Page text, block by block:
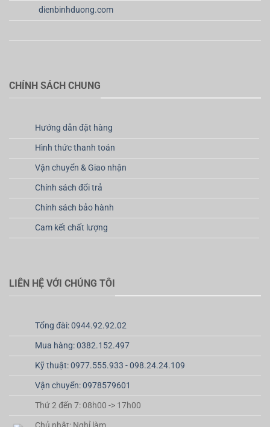
dienbinhduong.com
CHÍNH SÁCH CHUNG
Hướng dẫn đặt hàng
Hình thức thanh toán
Vận chuyển & Giao nhận
Chính sách đổi trả
Chính sách bảo hành
Cam kết chất lượng
LIÊN HỆ VỚI CHÚNG TÔI
Tổng đài: 0944.92.92.02
Mua hàng: 0382.152.497
Kỹ thuật: 0977.555.933 - 098.24.24.109
Vận chuyển: 0978579601
Thứ 2 đến 7: 08h00 -> 17h00